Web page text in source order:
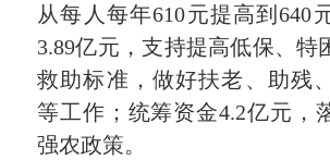
从每人每年610元提高到640
3.89亿元，支持提高低保、特
救助标准，做好扶老、助残
等工作；统筹资金4.2亿元，
强农政策。